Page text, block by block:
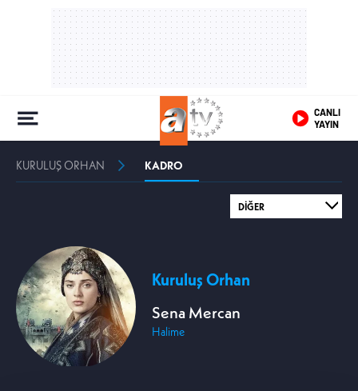
CANLI
YAYIN
KURULUŞ ORHAN KADRO
Kuruluş Orhan
Sena Mercan
Halime